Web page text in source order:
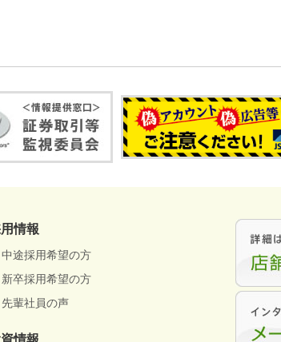
情報
中途採用希望の方
新卒採用希望の方
先輩社員の声
情報